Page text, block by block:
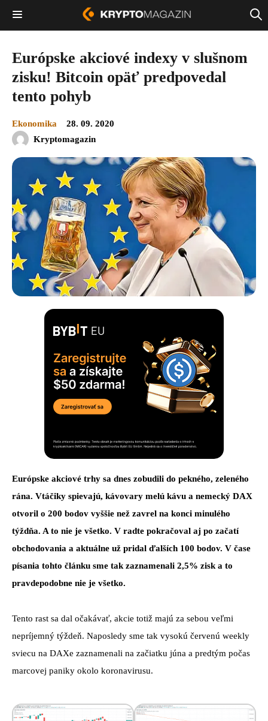
Európske akciové indexy v slušnom
zisku! Bitcoin opäť predpovedal
tento pohyb
Ekonomika
28. 09. 2020
Kryptomagazin
Európske akciové trhy sa dnes zobudili do pekného, zeleného
rána. Vtáčiky spievajú, kávovary melú kávu a nemecký DAX
otvoril o 200 bodov vyššie než zavrel na konci minulého
týždňa. A to nie je všetko. V radte pokračoval aj po začatí
obchodovania a aktuálne už pridal ďalších 100 bodov. V čase
písania tohto článku sme tak zaznamenali 2,5% zisk a to
pravdepodobne nie je všetko.
Tento rast sa dal očakávať, akcie totiž majú za sebou veľmi
nepríjemný týždeň. Naposledy sme tak vysokú červenú weekly
sviecu na DAXe zaznamenali na začiatku júna a predtým počas
marcovej paniky okolo koronavirusu.